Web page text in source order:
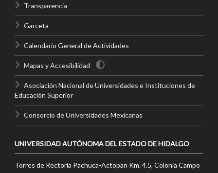
Transparencia
Garceta
Calendario General de Actividades
Mapas y Accesibilidad
Asociación Nacional de Universidades e Instituciones de
Educación Superior
Consorcio de Universidades Mexicanas
UNIVERSIDAD AUTÓNOMA DEL ESTADO DE HIDALGO
Torres de Rectoría Pachuca-Actopan Km. 4.5, Colonia Campo